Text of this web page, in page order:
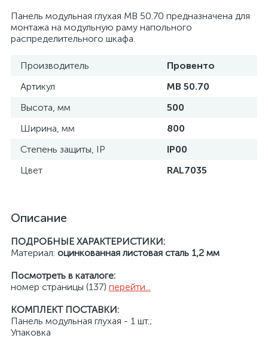
Панель модульная глухая MB 50.70 предназначена для
монтажа на модульную раму напольного
распределительного шкафа.
Производитель
Провенто
Артикул
MB 50.70
Высота, мм
500
Ширина, мм
800
Степень защиты, IP
IP00
Цвет
RAL7035
Описание
ПОДРОБНЫЕ ХАРАКТЕРИСТИКИ:
Материал: оцинкованная листовая сталь 1,2 мм
Посмотреть в каталоге:
номер страницы (137) перейти...
КОМПЛЕКТ ПОСТАВКИ:
Панель модульная глухая - 1 шт.;
Упаковка